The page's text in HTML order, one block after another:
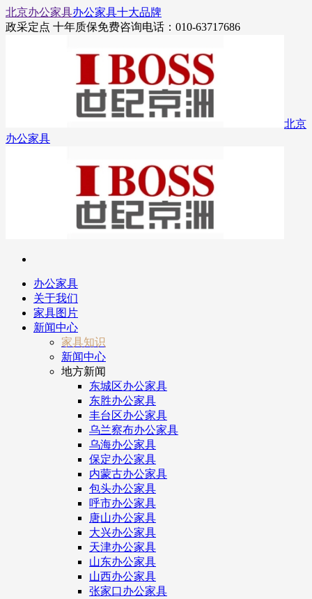
北京办公家具办公家具十大品牌
政采定点 十年质保免费咨询电话：010-63717686
北京
办公家具
办公家具
关于我们
家具图片
新闻中心
家具知识
新闻中心
地方新闻
东城区办公家具
东胜办公家具
丰台区办公家具
乌兰察布办公家具
乌海办公家具
保定办公家具
内蒙古办公家具
包头办公家具
呼市办公家具
唐山办公家具
大兴办公家具
天津办公家具
山东办公家具
山西办公家具
张家口办公家具